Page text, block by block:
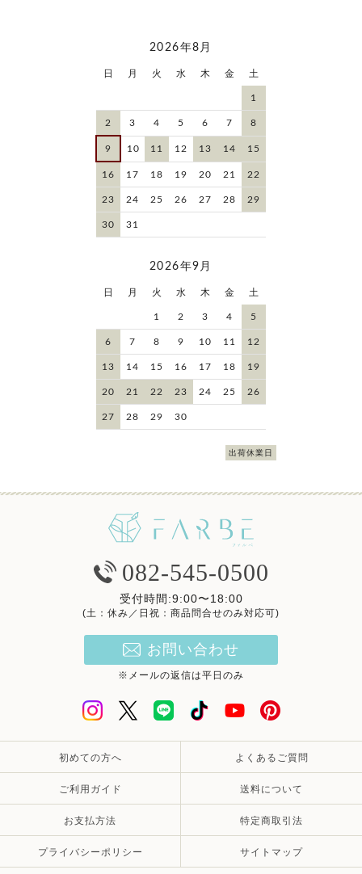
2026年8月
日 月 火 水 木 金 土
1
2 3 4 5 6 7 8
9 10 11 12 13 14 15
16 17 18 19 20 21 22
23 24 25 26 27 28 29
30 31
2026年9月
日 月 火 水 木 金 土
1 2 3 4 5
6 7 8 9 10 11 12
13 14 15 16 17 18 19
20 21 22 23 24 25 26
27 28 29 30
出荷休業日
082-545-0500
受付時間:9:00〜18:00
(土：休み／日祝：商品問合せのみ対応可)
お問い合わせ
※メールの返信は平日のみ
初めての方へ よくあるご質問
ご利用ガイド 送料について
お支払方法 特定商取引法
プライバシーポリシー サイトマップ